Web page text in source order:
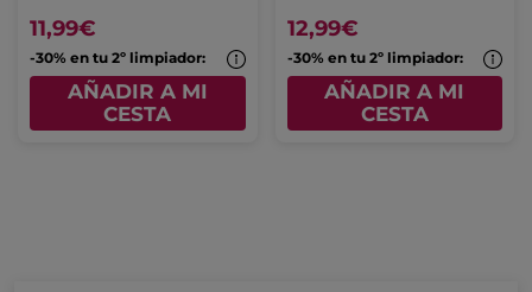
11,99€
-30% en tu 2º limpiador:
AÑADIR A MI
CESTA
12,99€
-30% en tu 2º limpiador:
AÑADIR A MI
CESTA